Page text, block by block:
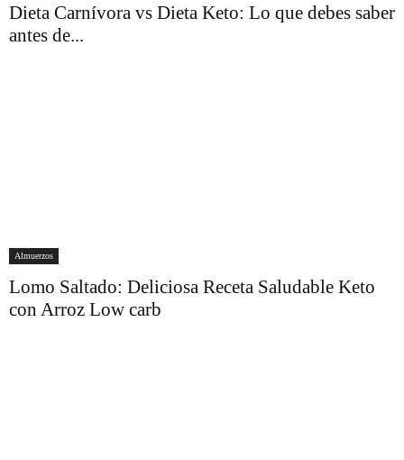
Dieta Carnívora vs Dieta Keto: Lo que debes saber
antes de...
Almuerzos
Lomo Saltado: Deliciosa Receta Saludable Keto
con Arroz Low carb